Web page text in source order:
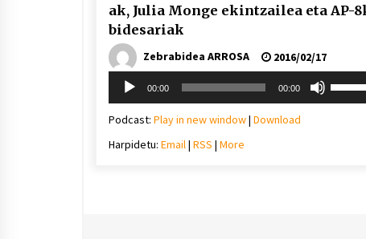
ak, Julia Monge ekintzailea eta AP-
bidesariak
Zebrabidea ARROSA
2016/02/17
Soinu
erreproduzigailua
00:00 00:00
Podcast: Play in new window| Download
Harpidetu: Email| RSS | More